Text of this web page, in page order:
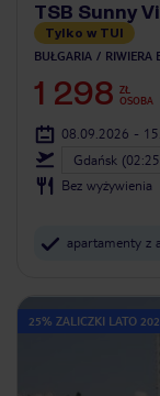
TSB Sunny
Tylko w TUI
BUŁGARIA RIWIERA
1 298 ZŁ
OSOBA
08.09.2026 -
Gdańsk
Bez wyżywienia
apartamenty z
25% ZALICZKI LATO